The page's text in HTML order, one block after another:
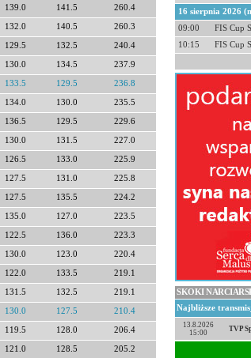
139.0 141.5 260.4
132.0 140.5 260.3
129.5 132.5 240.4
130.0 134.5 237.9
133.5 129.5 236.8
134.0 130.0 235.5
136.5 129.5 229.6
130.0 131.5 227.0
126.5 133.0 225.9
127.5 131.0 225.8
127.5 135.5 224.2
135.0 127.0 223.5
122.5 136.0 223.3
130.0 123.0 220.4
122.0 133.5 219.1
131.5 132.5 219.1
130.0 127.5 210.4
119.5 128.0 206.4
121.0 128.5 205.2
16 sierpnia 2026
09:00
FIS Cup
10:15
FIS Cup
SKOKI
Najbliższe
13.8.2026
15:00
TVP